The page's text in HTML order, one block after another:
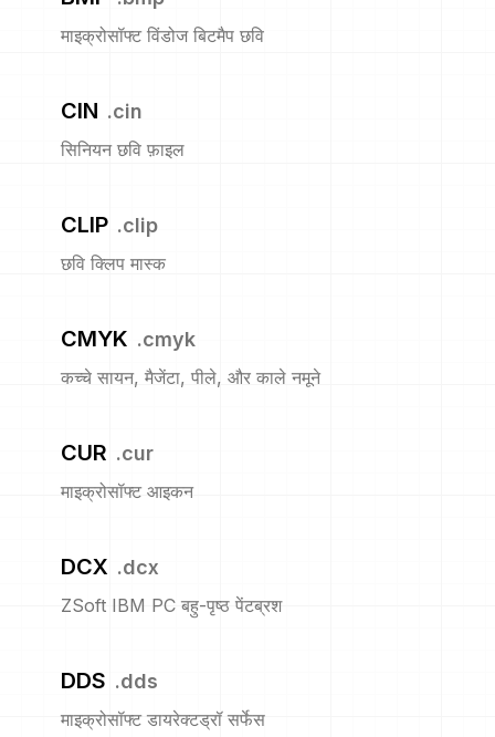
माइक्रोसॉफ्ट विंडोज बिटमैप छवि
CIN .cin
सिनियन छवि फ़ाइल
CLIP .clip
छवि क्लिप मास्क
CMYK .cmyk
कच्चे सायन, मैजेंटा, पीले, और काले नमूने
CUR .cur
माइक्रोसॉफ्ट आइकन
DCX .dcx
ZSoft IBM PC बहु-पृष्ठ पेंटब्रश
DDS .dds
माइक्रोसॉफ्ट डायरेक्टड्रॉ सर्फेस